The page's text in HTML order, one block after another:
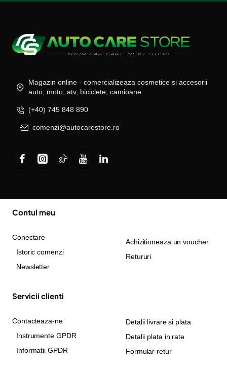
Magazin online - comercializeaza cosmetice si accesorii
auto, moto, atv, biciclete, camioane
(+40) 745 848 890
comenzi@autocarestore.ro
Contul meu
Conectare
Istoric comenzi
Newsletter
Achizitioneaza un voucher
Retururi
Servicii clienti
Contacteaza-ne
Instrumente GPDR
Informatii GPDR
Detalii livrare si plata
Detalii plata in rate
Formular retur